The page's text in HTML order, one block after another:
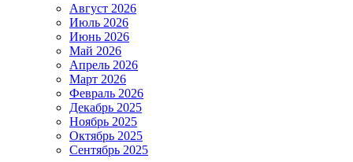
Август 2026
Июль 2026
Июнь 2026
Май 2026
Апрель 2026
Март 2026
Февраль 2026
Декабрь 2025
Ноябрь 2025
Октябрь 2025
Сентябрь 2025